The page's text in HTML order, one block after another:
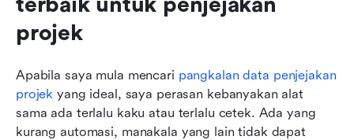
projek
Apabila saya mula mencari pangkalan data penjejakan
projek yang ideal, saya perasan kebanyakan alat
sama ada terlalu kaku atau terlalu cetek. Ada yang
kurang automasi, manakala yang lain tidak dapat